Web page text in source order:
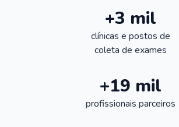
+3 mil
clínicas e postos de
coleta de exames
+19 mil
profissionais parceiros